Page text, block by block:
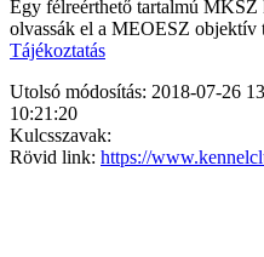
Egy félreérthető tartalmú MKSZ
olvassák el a MEOESZ objektív
Tájékoztatás
Utolsó módosítás: 2018-07-26
10:21:20
Kulcsszavak:
Rövid link: https://